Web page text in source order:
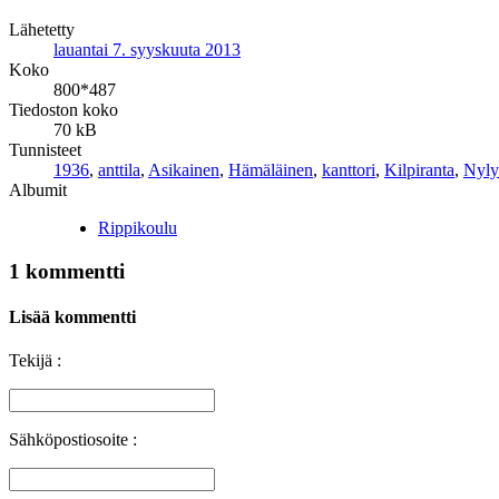
Lähetetty
lauantai 7. syyskuuta 2013
Koko
800*487
Tiedoston koko
70 kB
Tunnisteet
1936, anttila, Asikainen, Hämäläinen, kanttori, Kilpiranta,
Albumit
Rippikoulu
1 kommentti
Lisää kommentti
Tekijä :
Sähköpostiosoite :